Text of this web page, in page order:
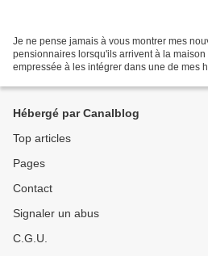
Je ne pense jamais à vous montrer mes
pensionnaires lorsqu'ils arrivent à la
empressée à les intégrer dans une de mes
Hébergé par Canalblog
Top articles
Pages
Contact
Signaler un abus
C.G.U.